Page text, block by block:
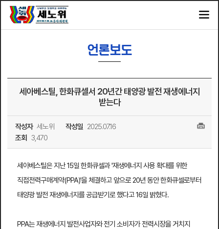
언론보도
세아베스틸, 한화큐셀서 20년간 태양광 발전 재생에너지
받는다
작성자 세노위 작성일 2025.07.16
조회
3,470
세아베스틸은 지난 15일 한화큐셀과 '재생에너지 사용 확대를 위한
직접전력구매계약(PPA)'을 체결하고 앞으로 20년 동안 한화큐셀로부터
태양광 발전 재생에너지를 공급받기로 했다고 16일 밝혔다.
PPA는 재생에너지 발전사업자와 전기 소비자가 전력시장을 거치지